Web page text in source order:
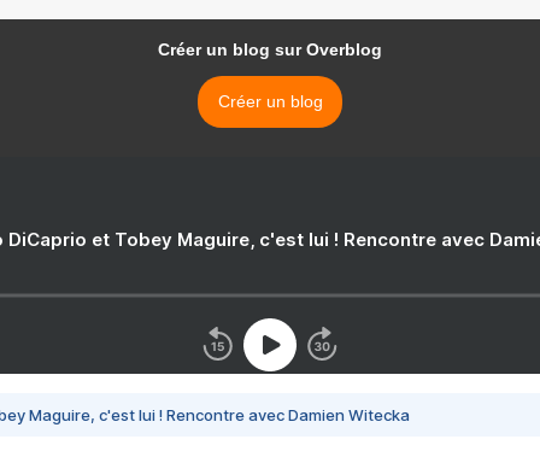
Créer un blog sur Overblog
Créer un blog
DiCaprio et Tobey Maguire, c'est lui ! Rencontre avec
Maguire, c'est lui ! Rencontre avec Damien Witecka